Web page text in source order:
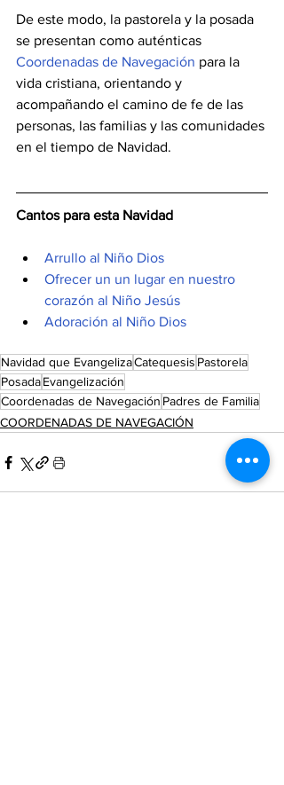
De este modo, la pastorela y la posada
se presentan como auténticas
Coordenadas de Navegación para la
vida cristiana, orientando y
acompañando el camino de fe de las
personas, las familias y las comunidades
en el tiempo de Navidad.
Cantos para esta Navidad
Arrullo al Niño Dios
Ofrecer un un lugar en nuestro
corazón al Niño Jesús
Adoración al Niño Dios
Navidad que EvangelizaCatequesis Pastorela
PosadaEvangelización
Coordenadas de Navegación Padres de Familia
COORDENADAS DE NAVEGACIÓN